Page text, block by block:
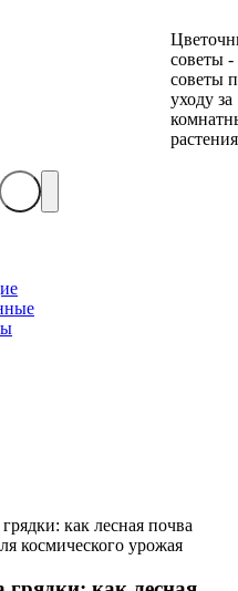
советы -
советы
уходу за
как лесная почва
космического урожая